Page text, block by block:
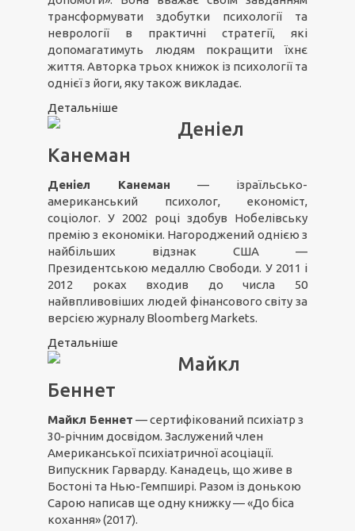
трансформувати здобутки психології та
неврології в практичні стратегії, які
допомагатимуть людям покращити їхнє
життя. Авторка трьох книжок із психології та
однієї з йоги, яку також викладає.
Детальніше
Деніел
Канеман
Деніел Канеман— ізраїльсько-
американський психолог, економіст,
соціолог. У 2002 році здобув Нобелівську
премію з економіки. Нагороджений однією з
найбільших відзнак США —
Президентською медаллю Свободи. У 2011 і
2012 роках входив до числа 50
найвпливовіших людей фінансового світу за
версією журналу Bloomberg Markets.
Детальніше
Майкл
Беннет
Майкл Беннет — сертифікований психіатр з
30-річним досвідом. Заслужений член
Американської психіатричної асоціації.
Випускник Гарварду. Канадець, що живе в
Бостоні та Нью-Гемпширі. Разом із донькою
Сарою написав ще одну книжку — «До біса
кохання» (2017).